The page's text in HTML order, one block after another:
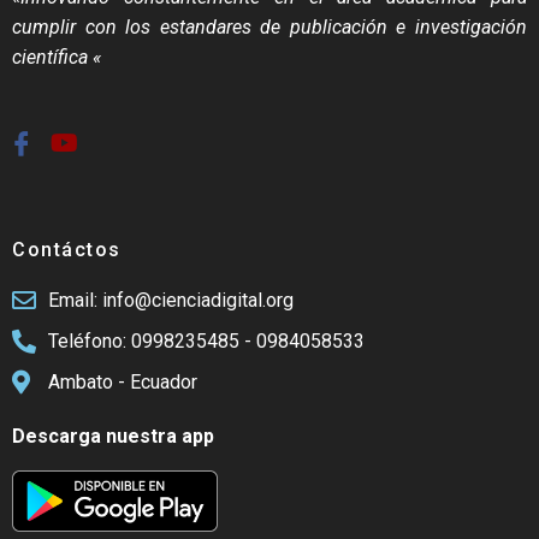
cumplir con los estandares de publicación e investigación
científica «
Contáctos
Email: info@cienciadigital.org
Teléfono: 0998235485 - 0984058533
Ambato - Ecuador
Descarga nuestra app